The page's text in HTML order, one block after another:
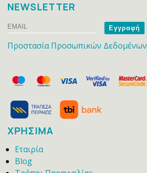
NEWSLETTER
Email
Name
Προστασία Προσωπικών Δεδομένων
ΧΡΗΣΙΜΑ
Εταιρία
Blog